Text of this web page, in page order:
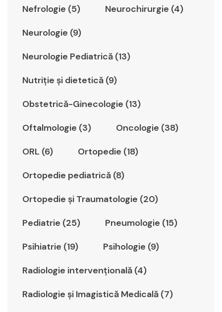
Nefrologie (5)
Neurochirurgie (4)
Neurologie (9)
Neurologie Pediatrică (13)
Nutriție și dietetică (9)
Obstetrică-Ginecologie (13)
Oftalmologie (3)
Oncologie (38)
ORL (6)
Ortopedie (18)
Ortopedie pediatrică (8)
Ortopedie şi Traumatologie (20)
Pediatrie (25)
Pneumologie (15)
Psihiatrie (19)
Psihologie (9)
Radiologie intervențională (4)
Radiologie şi Imagistică Medicală (7)